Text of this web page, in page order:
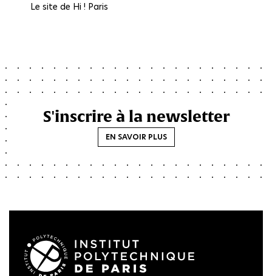
Le site de Hi ! Paris
S'inscrire à la newsletter
EN SAVOIR PLUS